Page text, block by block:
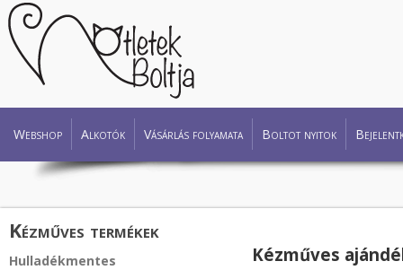
Webshop Alkotók Vásárlás folyamata Boltot nyitok
Kézműves termékek
Hulladékmentes
Kézműves